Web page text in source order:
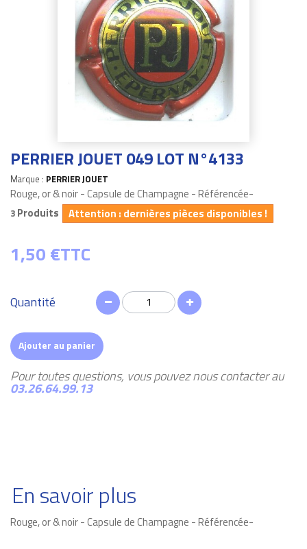
PERRIER JOUET 049 LOT N°4133
Marque : PERRIER JOUET
Rouge, or & noir - Capsule de Champagne - Référencée-
3 Produits Attention : dernières pièces disponibles !
1,50 €TTC
Quantité
Ajouter au panier
Pour toutes questions, vous pouvez nous contacter au
03.26.64.99.13
En savoir plus
Rouge, or & noir - Capsule de Champagne - Référencée-